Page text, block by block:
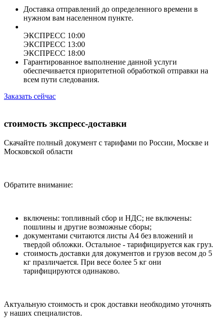
Доставка отправлений до определенного времени в
нужном вам населенном пункте.
ЭКСПРЕСС 10:00
ЭКСПРЕСС 13:00
ЭКСПРЕСС 18:00
Гарантированное выполнение данной услуги
обеспечивается приоритетной обработкой отправки на
всем пути следования.
Заказать сейчас
стоимость экспресс-доставки
Скачайте полный документ с тарифами по России, Москве и
Московской области
Обратите внимание:
включены: топливный сбор и НДС; не включены:
пошлины и другие возможные сборы;
документами считаются листы А4 без вложений и
твердой обложки. Остальное - тарифицируется как груз.
стоимость доставки для документов и грузов весом до 5
кг празличается. При весе более 5 кг они
тарифицируются одинаково.
Актуальную стоимость и срок доставки необходимо уточнять
у наших специалистов.